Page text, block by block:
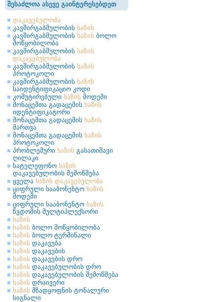
შესაძლოა ასევე გაინტერესებდეთ
დაკავებულობა
კავშირგაბმულობის ხაზის
კავშირგაბმულობის ხაზის ბოლო
მოწყობილობა
კავშირგაბმულობის ხაზის
დაკავებულობა
კავშირგაბმულობის ხაზის
პროტოკოლი
კავშირგაბმულობის ხაზის
საიდენტიფიკაციო კოდი
კომუტირებული ხაზის მოდემი
მონაცემთა გადაცემის ხაზის
იდენტიფიკატორი
მონაცემთა გადაცემის ხაზის
მართვა
მონაცემთა გადაცემის ხაზის
პროტოკოლი
პრობლემური ხაზის გასათიშავი
ღილაკი
სატელეფონო ხაზის
დაკავებულობის შემოწმება
ყველა ხაზის დაკავებულობა
ციფრული სააბონენტო ხაზის
მოდემი
ციფრული სააბონენტო ხაზის
წვდომის მულტიპლექსორი
ხაზის
ხაზის ბოლო მოწყობილობა
ხაზის ბოლო ტერმინალი
ხაზის დაკავება
ხაზის დაკავების
ხაზის დაკავების დრო
ხაზის დაკავებულობის დრო
ხაზის დაკავებულობის შემოწმება
ხაზის დრაივერი
ხაზის მზადყოფნის ტონალური
სიგნალი